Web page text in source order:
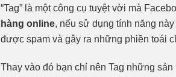
“Tag” là một công cụ tuyệt vời mà
hàng online, nếu sử dụng tính năng
được spam và gây ra những phiền toái
Thay vào đó bạn chỉ nên Tag những